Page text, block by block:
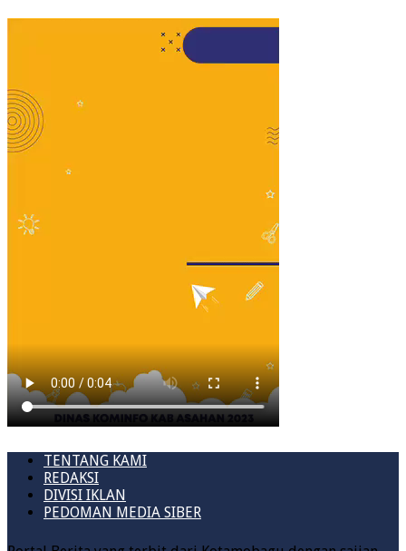
TENTANG KAMI
REDAKSI
DIVISI IKLAN
PEDOMAN MEDIA SIBER